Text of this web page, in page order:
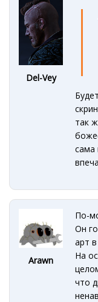
Del-Vey
так
сама
Arawn
По-
Он
арт
На
что